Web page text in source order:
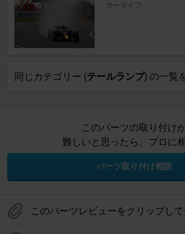
カーライフ
同じカテゴリー (テールランプ) の一覧
このパーツの取り付け
難しいと思ったら、プロに
パーツ取り付け相談
このパーツレビューをクリップし